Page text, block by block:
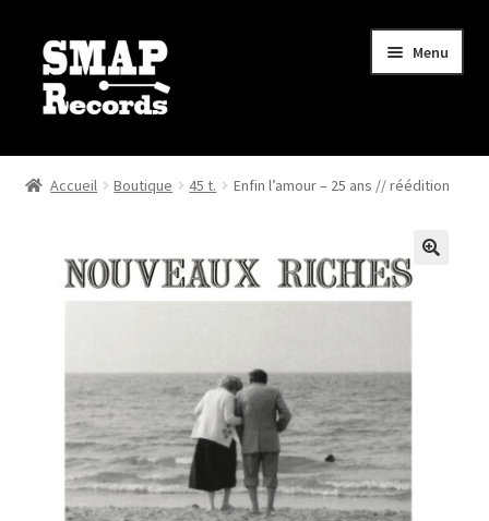
Aller
navigation
Aller
contenu
Menu
Boutique
le
Mon compte
Accueil Boutique 45 t. Enfin l’amour – 25 ans // réédition